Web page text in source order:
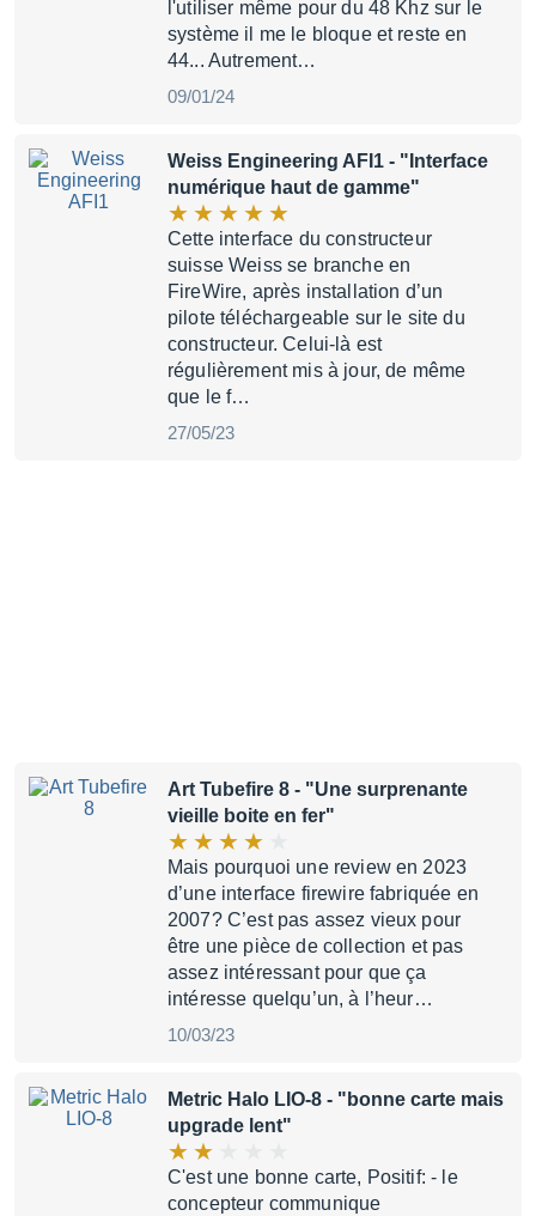
l'utiliser même pour du 48 Khz sur le
système il me le bloque et reste en
44... Autrement…
09/01/24
Weiss Engineering AFI1 - "Interface
numérique haut de gamme"
Cette interface du constructeur
suisse Weiss se branche en
FireWire, après installation d’un
pilote téléchargeable sur le site du
constructeur. Celui-là est
régulièrement mis à jour, de même
que le f…
27/05/23
Art Tubefire 8 - "Une surprenante
vieille boite en fer"
Mais pourquoi une review en 2023
d’une interface firewire fabriquée en
2007? C’est pas assez vieux pour
être une pièce de collection et pas
assez intéressant pour que ça
intéresse quelqu’un, à l’heur…
10/03/23
Metric Halo LIO-8 - "bonne carte mais
upgrade lent"
C'est une bonne carte, Positif: - le
concepteur communique